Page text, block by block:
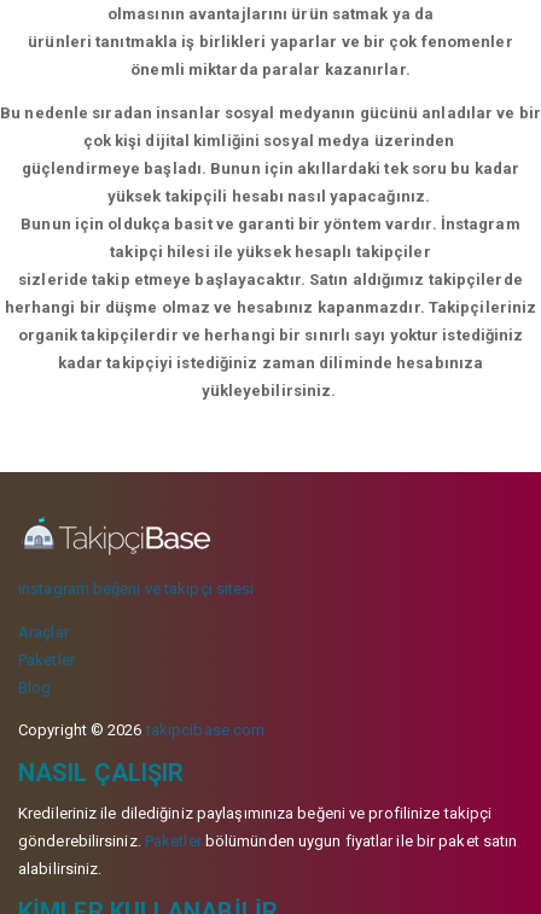
olmasının avantajlarını ürün satmak ya da
ürünleri tanıtmakla iş birlikleri yaparlar ve bir çok fenomenler
önemli miktarda paralar kazanırlar.
Bu nedenle sıradan insanlar sosyal medyanın gücünü anladılar ve bir
çok kişi dijital kimliğini sosyal medya üzerinden
güçlendirmeye başladı. Bunun için akıllardaki tek soru bu kadar
yüksek takipçili hesabı nasıl yapacağınız.
Bunun için oldukça basit ve garanti bir yöntem vardır. İnstagram
takipçi hilesi ile yüksek hesaplı takipçiler
sizleride takip etmeye başlayacaktır. Satın aldığımız takipçilerde
herhangi bir düşme olmaz ve hesabınız kapanmazdır. Takipçileriniz
organik takipçilerdir ve herhangi bir sınırlı sayı yoktur istediğiniz
kadar takipçiyi istediğiniz zaman diliminde hesabınıza
yükleyebilirsiniz.
instagram beğeni ve takipçi sitesi
Araçlar
Paketler
Blog
Copyright © 2026takipcibase.com
NASIL ÇALIŞIR
Kredileriniz ile dilediğiniz paylaşımınıza beğeni ve profilinize takipçi
gönderebilirsiniz. Paketlerbölümünden uygun fiyatlar ile bir paket satın
alabilirsiniz.